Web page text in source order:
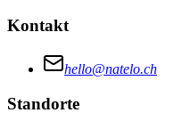
Kontakt
hello@natelo.ch
Standorte